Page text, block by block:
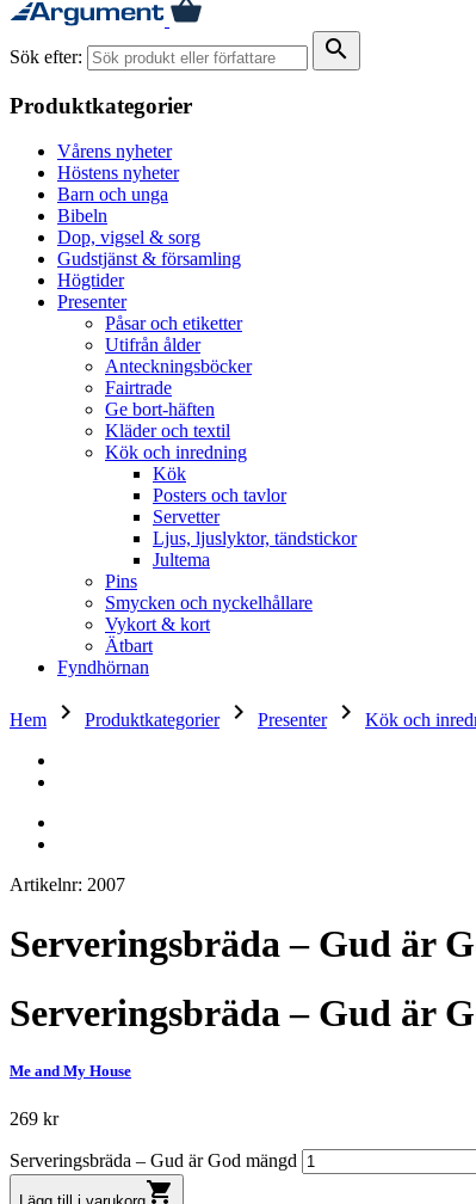
Sök efter: search
Produktkategorier
Vårens nyheter
Höstens nyheter
Barn och unga
Bibeln
Dop, vigsel & sorg
Gudstjänst & församling
Högtider
Presenter
Påsar och etiketter
Utifrån ålder
Anteckningsböcker
Fairtrade
Ge bort-häften
Kläder och textil
Kök och inredning
Kök
Posters och tavlor
Servetter
Ljus, ljuslyktor, tändstickor
Jultema
Pins
Smycken och nyckelhållare
Vykort & kort
Ätbart
Fyndhörnan
Hem keyboard_arrow_right Produktkategorier keyboard_arrow_right Presenter keyboard_arrow_right Kök och
Artikelnr: 2007
Serveringsbräda – Gud är
Serveringsbräda – Gud är
Me and My House
269 kr
Serveringsbräda – Gud är God mängd
shopping_cart